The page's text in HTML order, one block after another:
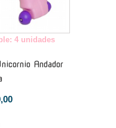
4 unidades
Andador